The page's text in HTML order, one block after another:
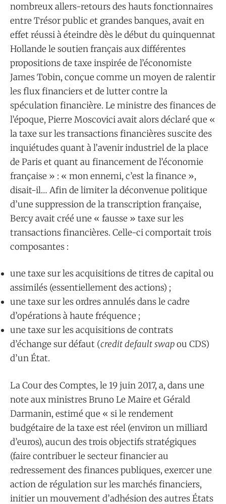
nombreux allers-retours des hauts fonctionnaires
entre Trésor public et grandes banques, avait en
effet réussi à éteindre dès le début du quinquennat
Hollande le soutien français aux différentes
propositions de taxe inspirée de l’économiste
James Tobin, conçue comme un moyen de ralentir
les flux financiers et de lutter contre la
spéculation financière. Le ministre des finances de
l’époque, Pierre Moscovici avait alors déclaré que «
la taxe sur les transactions financières suscite des
inquiétudes quant à l’avenir industriel de la place
de Paris et quant au financement de l’économie
française » : « mon ennemi, c’est la finance »,
disait-il… Afin de limiter la déconvenue politique
d’une suppression de la transcription française,
Bercy avait créé une « fausse » taxe sur les
transactions financières. Celle-ci comportait trois
composantes :
une taxe sur les acquisitions de titres de capital ou
assimilés (essentiellement des actions) ;
une taxe sur les ordres annulés dans le cadre
d’opérations à haute fréquence ;
une taxe sur les acquisitions de contrats
d’échange sur défaut (credit default swapou CDS)
d’un État.
La Cour des Comptes, le 19 juin 2017, a, dans une
note aux ministres Bruno Le Maire et Gérald
Darmanin, estimé que « si le rendement
budgétaire de la taxe est réel (environ un milliard
d’euros), aucun des trois objectifs stratégiques
(faire contribuer le secteur financier au
redressement des finances publiques, exercer une
action de régulation sur les marchés financiers,
initier un mouvement d’adhésion des autres États